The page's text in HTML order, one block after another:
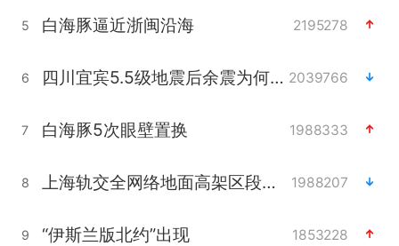
5 白海豚逼近浙闽沿海 2195278
6 四川宜宾5.5级地震后余震为何不断 2039766
7 白海豚5次眼壁置换 1988333
8 上海轨交全网络地面高架区段限速运行 1988207
9 “伊斯兰版北约”出现 1853228